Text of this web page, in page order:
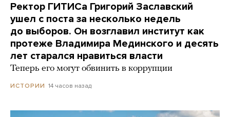
Ректор ГИТИСа Григорий Заславский
ушел с поста за несколько недель
до выборов. Он возглавил институт как
протеже Владимира Мединского и десять
лет старался нравиться власти
Теперь его могут обвинить в коррупции
ИСТОРИИ 14 часов назад